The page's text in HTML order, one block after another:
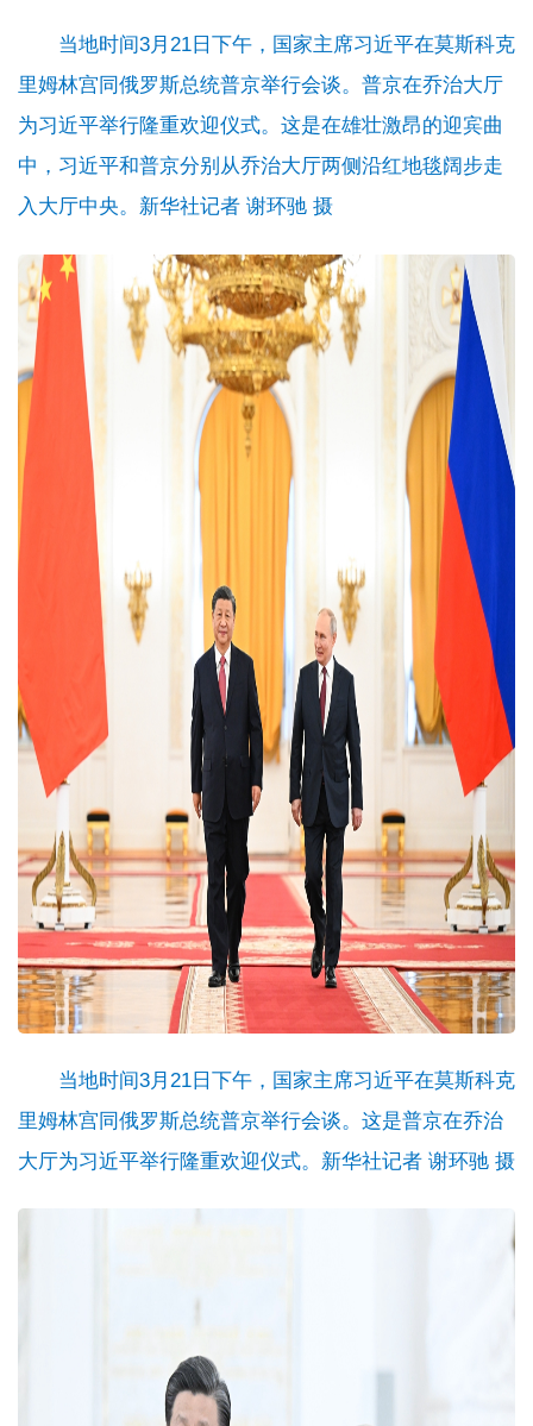
当地时间3月21日下午，国家主席习近平在莫斯科克
里姆林宫同俄罗斯总统普京举行会谈。普京在乔治大厅
为习近平举行隆重欢迎仪式。这是在雄壮激昂的迎宾曲
中，习近平和普京分别从乔治大厅两侧沿红地毯阔步走
入大厅中央。新华社记者 谢环驰 摄
当地时间3月21日下午，国家主席习近平在莫斯科克
里姆林宫同俄罗斯总统普京举行会谈。这是普京在乔治
大厅为习近平举行隆重欢迎仪式。新华社记者 谢环驰 摄